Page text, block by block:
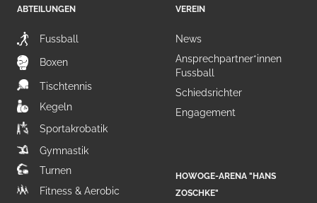
ABTEILUNGEN
Fussball
Boxen
Tischtennis
Kegeln
Sportakrobatik
Gymnastik
Turnen
Fitness & Aerobic
VEREIN
News
Ansprechpartner*innen
Fussball
Schiedsrichter
Engagement
HOWOGE-ARENA "HANS
ZOSCHKE"